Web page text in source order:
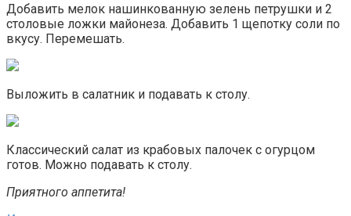
Добавить мелок нашинкованную зелень петрушки и 2
столовые ложки майонеза. Добавить 1 щепотку соли по
вкусу. Перемешать.
Выложить в салатник и подавать к столу.
Классический салат из крабовых палочек с огурцом
готов. Можно подавать к столу.
Приятного аппетита!